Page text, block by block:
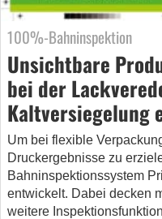
100%-Bahninspektion
Unsichtbare
bei der
Kaltversiegelung
Um bei flexible
Druckergebnisse zu
Bahninspektionssystem
entwickelt. Dabei decken
weitere